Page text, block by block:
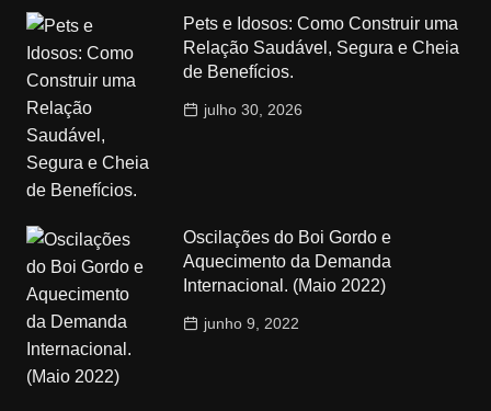
Pets e Idosos: Como Construir uma
Relação Saudável, Segura e Cheia
de Benefícios.
julho 30, 2026
Oscilações do Boi Gordo e
Aquecimento da Demanda
Internacional. (Maio 2022)
junho 9, 2022